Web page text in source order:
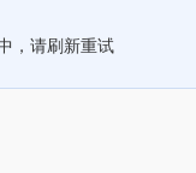
，请刷新重试